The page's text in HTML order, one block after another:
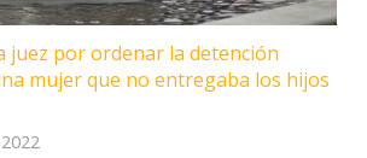
juez por ordenar la detención
mujer que no entregaba los hijos